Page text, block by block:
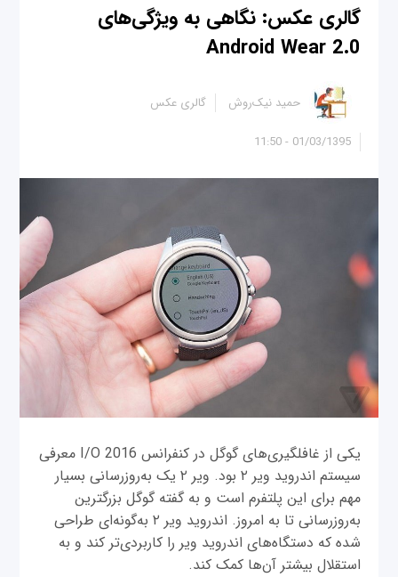
گالری عکس: نگاهی به ویژگی‌های
Android Wear 2.0
01/03/1395 - 11:50
حمید نیک‌روش گالری عکس
یکی از غافلگیری‌های گوگل در کنفرانس I/O 2016 معرفی
سیستم اندروید ویر ۲ بود. ویر ۲ یک به‌روزرسانی بسیار
مهم برای این پلتفرم است و به گفته گوگل بزرگترین
به‌روزرسانی تا به امروز. اندروید ویر ۲ به‌گونه‌ای طراحی
شده که دستگاه‌های اندروید ویر را کاربردی‌تر کند و به
استقلال بیشتر آن‌‌ها کمک کند.